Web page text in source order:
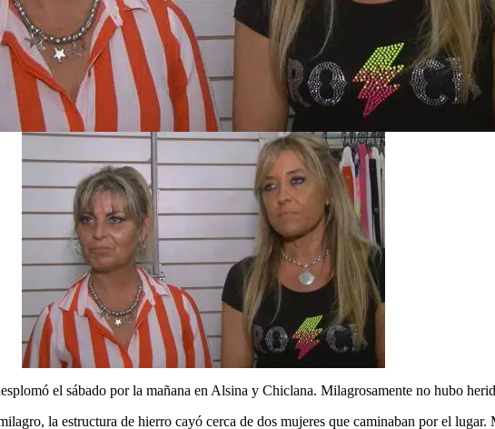
el sábado por la mañana en Alsina y Chiclana. Milagrosamente no hubo
la estructura de hierro cayó cerca de dos mujeres que caminaban por el